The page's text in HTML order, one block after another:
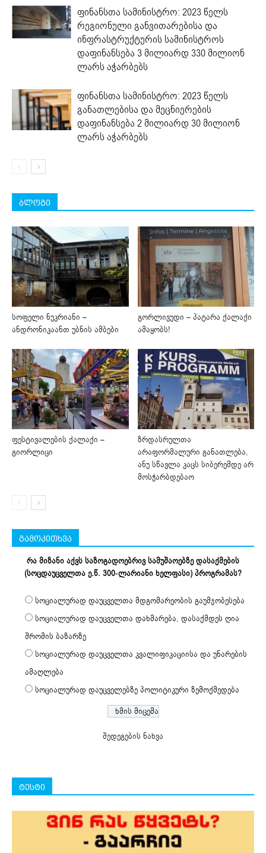
ფინანსთა სამინისტრო: 2023 წელს
რეგიონული განვითარებისა და
ინფრასტრუქტურის სამინისტროს
დაფინანსება 3 მილიარდ 330 მილიონ
ლარს აჭარბებს
ფინანსთა სამინისტრო: 2023 წელს
განათლებისა და მეცნიერების
დაფინანსება 2 მილიარდ 30 მილიონ
ლარს აჭარბებს
ბლოგი
სოფელი ნუკრიანი –
ანდრონიკაანთ უბნის ამბები
გორლივუდი – პატარა ქალაქი
ამაყობს!
ფესტივალების ქალაქი –
გიორლიცი
ზრდასრულთა
არაფორმალური განათლება,
ანუ სწავლა კაცს სიბერემდე არ
მოსჭარბდებაო
გამოკითხვა
რა მიზანი აქვს საზოგადოებრივ სამუშაოებზე დასაქმების
(სოცდაუცველთა ე.წ. 300-ლარიანი ხელფასი) პროგრამას?
სოციალურად დაუცველთა მდგომარეობის გაუმჯობესება
სოციალურად დაუცველთა დახმარება, დასაქმდეს ღია
შრომის ბაზარზე
სოციალურად დაუცველთა კვალიფიკაციისა და უნარების
ამაღლება
სოციალურად დაუცველებზე პოლიტიკური ზემოქმედება
შედეგების ნახვა
ტესტი